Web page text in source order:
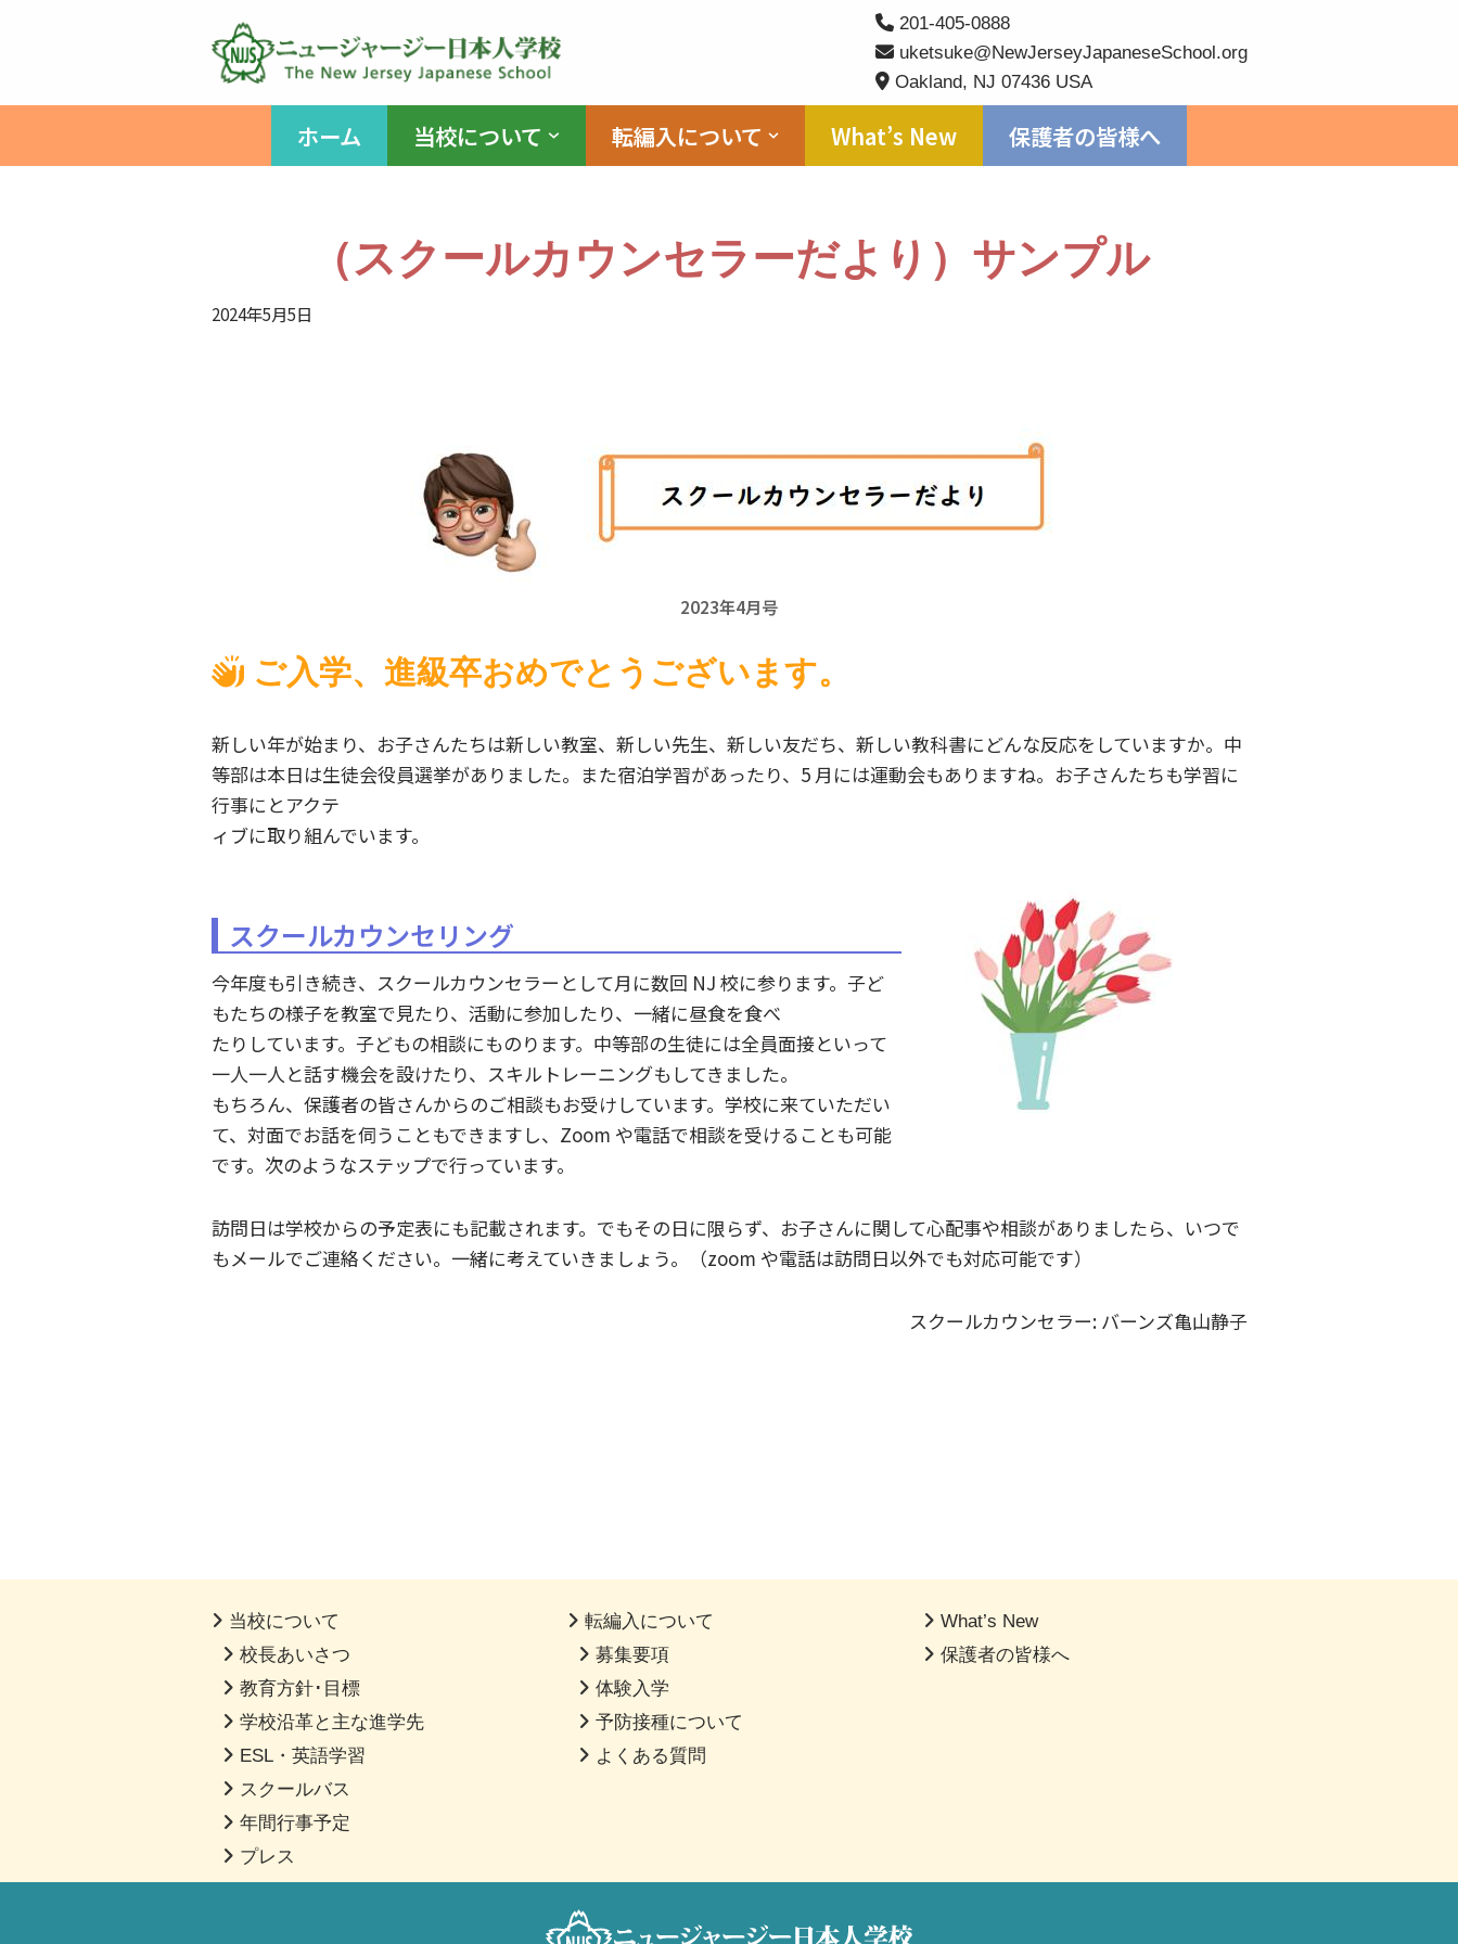
201-405-0888
uketsuke@NewJerseyJapaneseSchool.org
Oakland, NJ 07436 USA
ホーム 当校について 転編入について What’s New 保護者の皆様へ
（スクールカウンセラーだより）サンプル
2024年5月5日
2023年4月号
ご入学、進級卒おめでとうございます。
新しい年が始まり、お子さんたちは新しい教室、新しい先生、新しい友だち、新しい教科書にどんな反応をしていますか。中
等部は本日は生徒会役員選挙がありました。また宿泊学習があったり、5 月には運動会もありますね。お子さんたちも学習に
行事にとアクテ
ィブに取り組んでいます。
スクールカウンセリング
今年度も引き続き、スクールカウンセラーとして月に数回 NJ 校に参ります。子ど
もたちの様子を教室で見たり、活動に参加したり、一緒に昼食を食べ
たりしています。子どもの相談にものります。中等部の生徒には全員面接といって
一人一人と話す機会を設けたり、スキルトレーニングもしてきました。
もちろん、保護者の皆さんからのご相談もお受けしています。学校に来ていただい
て、対面でお話を伺うこともできますし、Zoom や電話で相談を受けることも可能
です。次のようなステップで行っています。
訪問日は学校からの予定表にも記載されます。でもその日に限らず、お子さんに関して心配事や相談がありましたら、いつで
もメールでご連絡ください。一緒に考えていきましょう。（zoom や電話は訪問日以外でも対応可能です）
スクールカウンセラー: バーンズ亀山静子
当校について
校長あいさつ
教育方針･目標
学校沿革と主な進学先
ESL・英語学習
スクールバス
年間行事予定
プレス
転編入について
募集要項
体験入学
予防接種について
よくある質問
What’s New
保護者の皆様へ